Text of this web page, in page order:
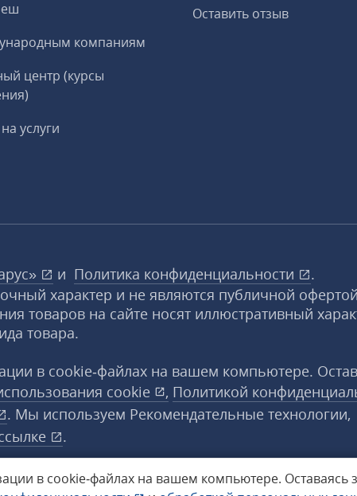
в cookie‑файлах на вашем компьютере. Оставаясь
компаниям
центр (курсы
услуги
Оставить отзыв
и Политика конфиденциальности
.
характер и не являются публичной
товаров на сайте носят иллюстративный
товара.
в cookie‑файлах на вашем компьютере.
cookie , Политикой
. Мы используем Рекомендательные технологии,
.